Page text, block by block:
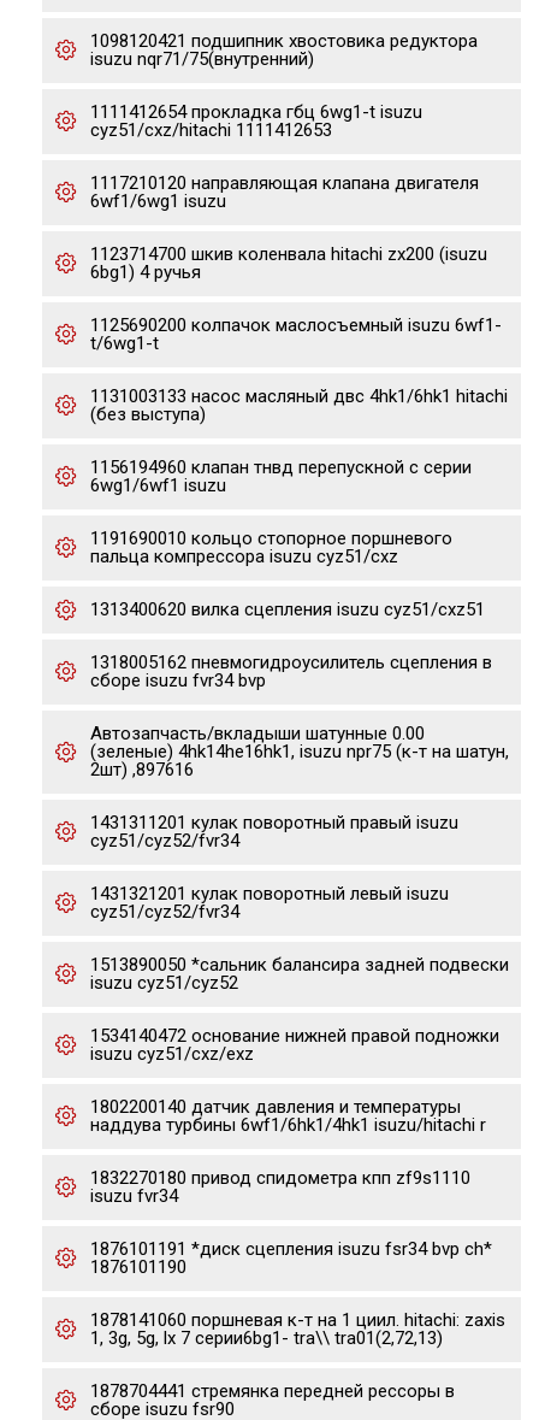
1098120421 подшипник хвостовика редуктора
isuzu nqr71/75(внутренний)
1111412654 прокладка гбц 6wg1-t isuzu
cyz51/cxz/hitachi 1111412653
1117210120 направляющая клапана двигателя
6wf1/6wg1 isuzu
1123714700 шкив коленвала hitachi zx200 (isuzu
6bg1) 4 ручья
1125690200 колпачок маслосъемный isuzu 6wf1-
t/6wg1-t
1131003133 насос масляный двс 4hk1/6hk1 hitachi
(без выступа)
1156194960 клапан тнвд перепускной с серии
6wg1/6wf1 isuzu
1191690010 кольцо стопорное поршневого
пальца компрессора isuzu cyz51/cxz
1313400620 вилка сцепления isuzu cyz51/cxz51
1318005162 пневмогидроусилитель сцепления в
сборе isuzu fvr34 bvp
Автозапчасть/вкладыши шатунные 0.00
(зеленые) 4hk14he16hk1, isuzu npr75 (к-т на шатун,
2шт) ,897616
1431311201 кулак поворотный правый isuzu
cyz51/cyz52/fvr34
1431321201 кулак поворотный левый isuzu
cyz51/cyz52/fvr34
1513890050 *сальник балансира задней подвески
isuzu cyz51/cyz52
1534140472 основание нижней правой подножки
isuzu cyz51/cxz/exz
1802200140 датчик давления и температуры
наддува турбины 6wf1/6hk1/4hk1 isuzu/hitachi r
1832270180 привод спидометра кпп zf9s1110
isuzu fvr34
1876101191 *диск сцепления isuzu fsr34 bvp ch*
1876101190
1878141060 поршневая к-т на 1 циил. hitachi: zaxis
1, 3g, 5g, lx 7 серии6bg1- tra\\ tra01(2,72,13)
1878704441 стремянка передней рессоры в
сборе isuzu fsr90